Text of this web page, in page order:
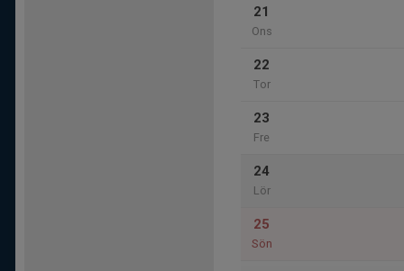
21
Ons
22
Tor
23
Fre
24
Lör
25
Sön